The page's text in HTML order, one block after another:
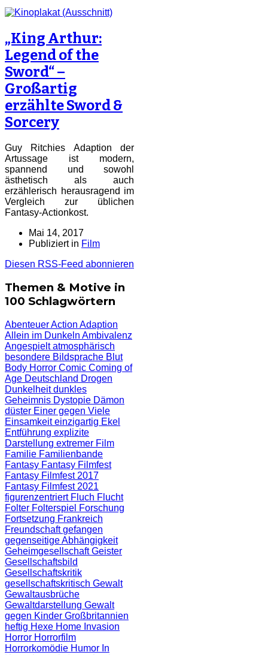
„King Arthur:
Legend of the
Sword“ –
Großartig
erzählte Sword &
Sorcery
Guy Ritchies Adaption der
Artussage ist modern,
spannend und sowohl
ästhetisch als auch
erzählerisch herausragend im
Vergleich zur üblichen
Fantasy-Actionkost.
Mai 14, 2017
Publiziert in Film
Diesen RSS-Feed abonnieren
Themen & Motive in
100 Schlagwörtern
AbenteuerAction Adaption
Allein im Dunkeln Ambivalenz
Angespieltatmosphärisch
besondere Bildsprache Blut
Body Horror Comic Coming of
Age Deutschland Drogen
Dunkelheitdunkles
Geheimnis Dystopie Dämon
düster Einer gegen Viele
Einsamkeiteinzigartig Ekel
Entführung explizite
Darstellung extremer Film
Familie Familienbande
Fantasy Fantasy Filmfest
Fantasy Filmfest 2017
Fantasy Filmfest 2021
figurenzentriert Fluch Flucht
Folter Folterspiel Forschung
Fortsetzung Frankreich
Freundschaftgefangen
gegenseitige Abhängigkeit
GeheimgesellschaftGeister
Gesellschaftsbild
Gesellschaftskritik
gesellschaftskritisch Gewalt
Gewaltausbrüche
Gewaltdarstellung Gewalt
gegen Kinder Großbritannien
heftig Hexe Home Invasion
Horror Horrorfilm
Horrorkomödie Humor In